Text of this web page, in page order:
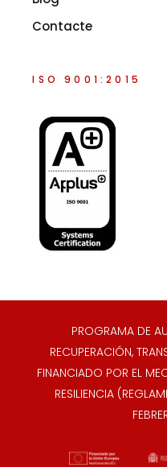
Contacte
ISO 9001:2015
PROGRAMA DE
RECUPERACIÓN,
FINANCIADO POR EL
RESILIENCIA